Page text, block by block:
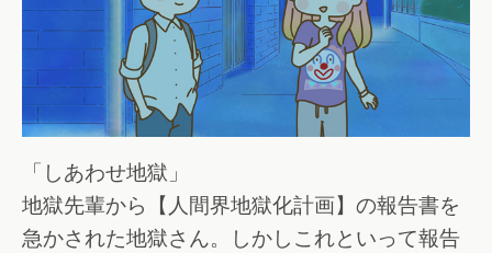
「しあわせ地獄」
地獄先輩から【人間界地獄化計画】の報告書を
急かされた地獄さん。しかしこれといって報告